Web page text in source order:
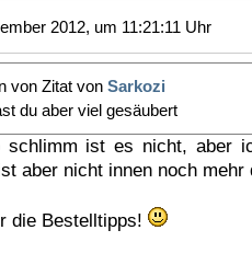
2012, um 11:21:11 Uhr
von Zitat von Sarkozi
du aber viel gesäubert
schlimm ist es nicht, aber
aber nicht innen noch
die Bestelltipps!